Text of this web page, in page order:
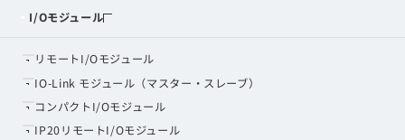
I/Oモジュール
リモートI/Oモジュール
IO-Link モジュール（マスター・スレーブ）
コンパクトI/Oモジュール
IP20リモートI/Oモジュール